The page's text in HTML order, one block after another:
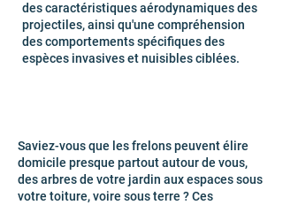
des caractéristiques aérodynamiques des
projectiles, ainsi qu'une compréhension
des comportements spécifiques des
espèces invasives et nuisibles ciblées.
Saviez-vous que les frelons peuvent élire
domicile presque partout autour de vous,
des arbres de votre jardin aux espaces sous
votre toiture, voire sous terre ? Ces